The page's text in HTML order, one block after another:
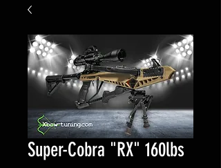
Super-Cobra "RX" 160lbs